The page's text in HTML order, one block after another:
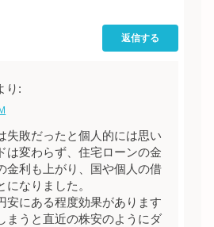
返信する
り:
失敗だったと個人的には思い
は変わらず、住宅ローンの金
金利も上がり、国や個人の借
になりました。
安にある程度効果があります
まうと直近の株安のようにダ